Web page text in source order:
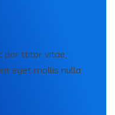
por ttitor vitae,
eget mollis nulla